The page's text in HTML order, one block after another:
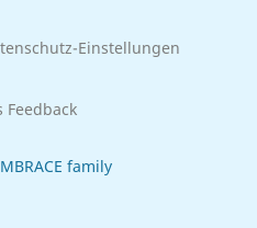
Einstellungen
Feedback
family